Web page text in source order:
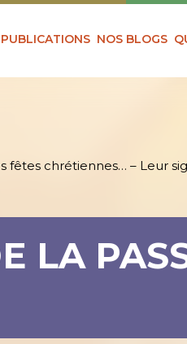
NOS BLOGS
fêtes chrétiennes… – Leur
LA